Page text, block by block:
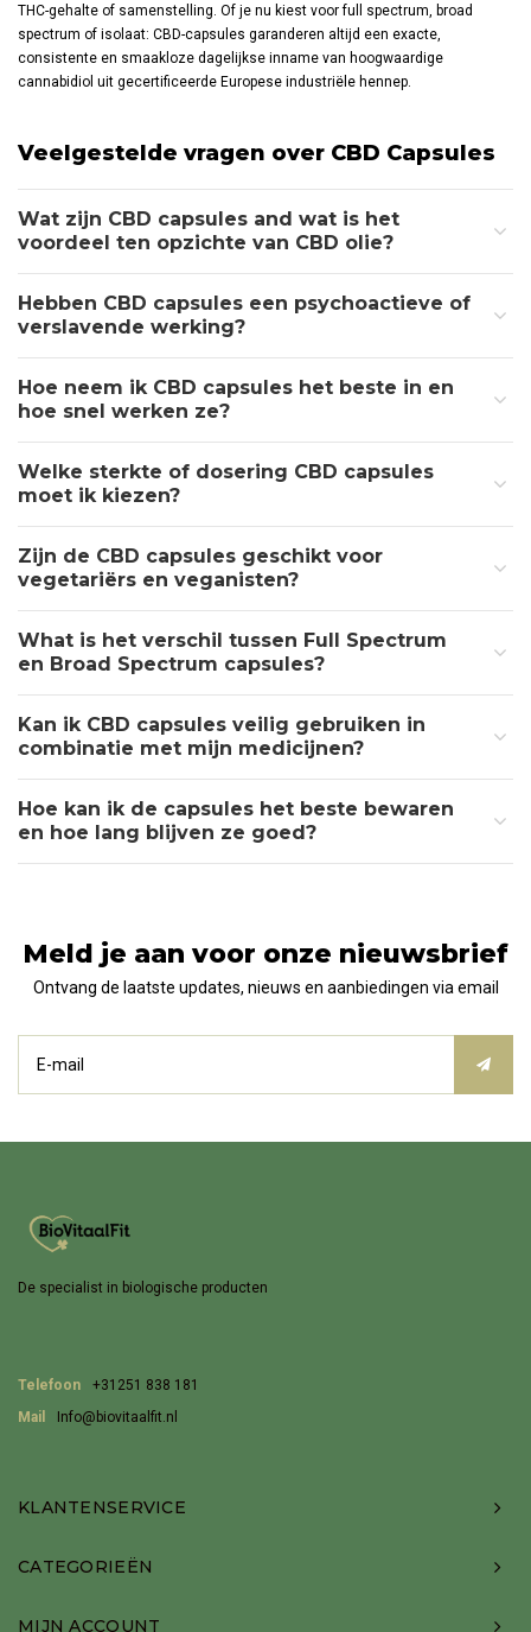
THC-gehalte of samenstelling. Of je nu kiest voor full spectrum, broad
spectrum of isolaat: CBD-capsules garanderen altijd een exacte,
consistente en smaakloze dagelijkse inname van hoogwaardige
cannabidiol uit gecertificeerde Europese industriële hennep.
Veelgestelde vragen over CBD Capsules
Wat zijn CBD capsules and wat is het
voordeel ten opzichte van CBD olie?
Hebben CBD capsules een psychoactieve of
verslavende werking?
Hoe neem ik CBD capsules het beste in en
hoe snel werken ze?
Welke sterkte of dosering CBD capsules
moet ik kiezen?
Zijn de CBD capsules geschikt voor
vegetariërs en veganisten?
What is het verschil tussen Full Spectrum
en Broad Spectrum capsules?
Kan ik CBD capsules veilig gebruiken in
combinatie met mijn medicijnen?
Hoe kan ik de capsules het beste bewaren
en hoe lang blijven ze goed?
Meld je aan voor onze nieuwsbrief
Ontvang de laatste updates, nieuws en aanbiedingen via email
De specialist in biologische producten
Telefoon
+31251 838 181
Mail
Info@biovitaalfit.nl
KLANTENSERVICE
CATEGORIEËN
MIJN ACCOUNT